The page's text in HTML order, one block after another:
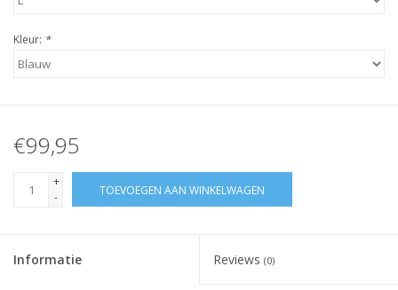
Kleur: *
€99,95
+
-
TOEVOEGEN AAN WINKELWAGEN
Informatie Reviews (0)